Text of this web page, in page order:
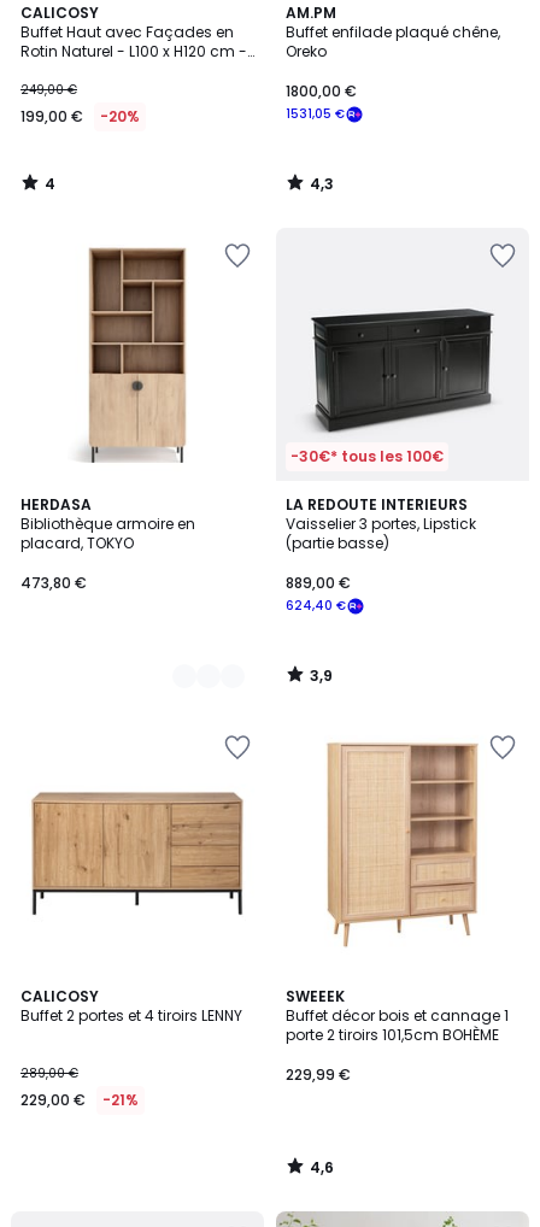
CALICOSY
Buffet Haut avec Façades en
Rotin Naturel - L100 x H120 cm -
249,00 €
199,00 € -20%
4
/
5
4
/
AM.PM
Buffet enfilade plaqué chêne,
Oreko
1531,05 €
1800,00 €
4,3
/ 5
4,3
/
HERDASA
Bibliothèque armoire en
placard, TOKYO
473,80 €
9
Couleurs
-30€* tous les 100€
LA REDOUTE INTERIEURS
Vaisselier 3 portes, Lipstick
(partie basse)
624,40 €
889,00 €
3,9
/ 5
3,9
/
CALICOSY
Buffet 2 portes et 4 tiroirs LENNY
289,00 €
229,00 € -21%
SWEEEK
Buffet décor bois et cannage 1
porte 2 tiroirs 101,5cm BOHÈME
229,99 €
4,6
/ 5
4,6
/